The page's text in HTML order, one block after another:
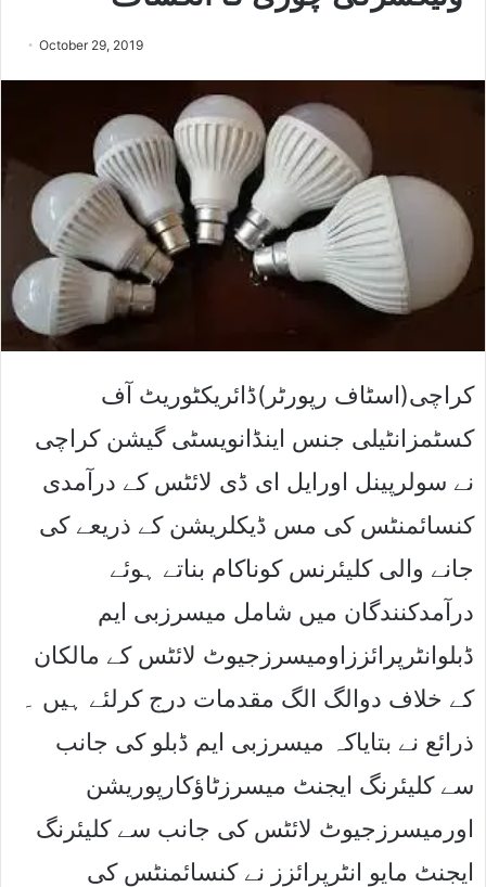
October 29, 2019
کراچی(اسٹاف رپورٹر)ڈائریکٹوریٹ آف
کسٹمزانٹیلی جنس اینڈانویسٹی گیشن کراچی
نے سولرپینل اورایل ای ڈی لائٹس کے درآمدی
کنسائمنٹس کی مس ڈیکلریشن کے ذریعے کی
جانے والی کلیئرنس کوناکام بناتے ہوئے
درآمدکنندگان میں شامل میسرزبی ایم
ڈبلوانٹرپرائززاومیسرزجیوٹ لائٹس کے مالکان
کے خلاف دوالگ الگ مقدمات درج کرلئے ہیں ۔
ذرائع نے بتایاکہ میسرزبی ایم ڈبلو کی جانب
سے کلیئرنگ ایجنٹ میسرزٹاﺅکارپوریشن
اورمیسرزجیوٹ لائٹس کی جانب سے کلیئرنگ
ایجنٹ مایو انٹرپرائزز نے کنسائمنٹس کی